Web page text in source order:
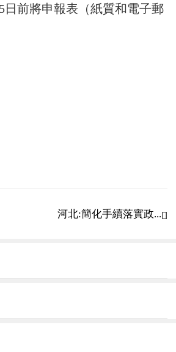
前將申報表（紙質和電子郵

河北:簡化手續落實政...